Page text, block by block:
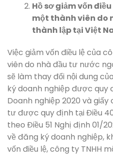
Hồ sơ giảm vốn
một thành viên do
thành lập tại Việt
Việc giảm vốn điều lệ của
viên do nhà đầu tư nước
sẽ làm thay đổi nội dung
ký doanh nghiệp được quy
Doanh nghiệp 2020 và
tư được quy định tại Điều
theo Điều 51 Nghị định 01/
về đăng ký doanh nghiệp,
vốn điều lệ, công ty TNHH